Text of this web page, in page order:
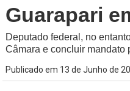
Guarapari
Deputado federal, no
Câmara e concluir mandato
Publicado em 13 de Junho de